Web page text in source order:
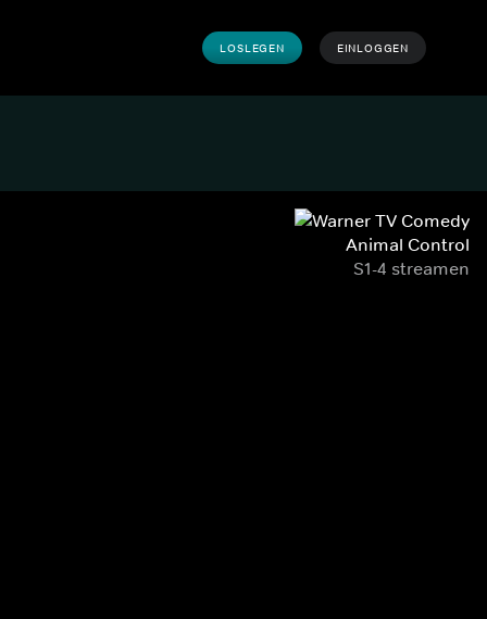
LOSLEGEN EINLOGGEN
Animal Control
S1-4 streamen